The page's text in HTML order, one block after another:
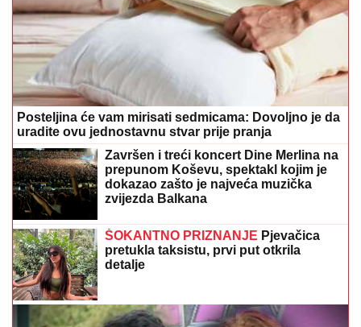
Posteljina će vam mirisati sedmicama: Dovoljno je da
uradite ovu jednostavnu stvar prije pranja
Završen i treći koncert Dine Merlina na
prepunom Koševu, spektakl kojim je
dokazao zašto je najveća muzička
zvijezda Balkana
ŠOKANTNO PRIZNANJE Pjevačica
pretukla taksistu, prvi put otkrila
detalje